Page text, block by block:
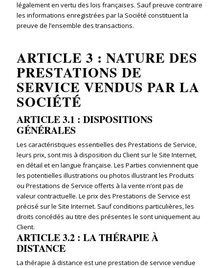
légalement en vertu des lois françaises. Sauf preuve contraire
les informations enregistrées par la Société constituent la
preuve de l’ensemble des transactions.
ARTICLE 3 : NATURE DES
PRESTATIONS DE
SERVICE VENDUS PAR LA
SOCIÉTÉ
ARTICLE 3.1 : DISPOSITIONS
GÉNÉRALES
Les caractéristiques essentielles des Prestations de Service,
leurs prix, sont mis à disposition du Client sur le Site Internet,
en détail et en langue française. Les Parties conviennent que
les potentielles illustrations ou photos illustrant les Produits
ou Prestations de Service offerts à la vente n’ont pas de
valeur contractuelle. Le prix des Prestations de Service est
précisé sur le Site Internet. Sauf conditions particulières, les
droits concédés au titre des présentes le sont uniquement au
Client.
ARTICLE 3.2 : LA THÉRAPIE À
DISTANCE
La thérapie à distance est une prestation de service vendue